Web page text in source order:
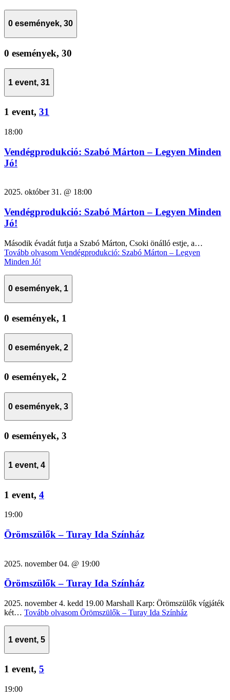
0 események, 30
0 események, 30
1 event, 31
1 event, 31
18:00
Vendégprodukció: Szabó Márton – Legyen Minden
Jó!
2025. október 31. @ 18:00
Vendégprodukció: Szabó Márton – Legyen Minden
Jó!
Második évadát futja a Szabó Márton, Csoki önálló estje, a…
Tovább olvasom Vendégprodukció: Szabó Márton – Legyen
Minden Jó!
0 események, 1
0 események, 1
0 események, 2
0 események, 2
0 események, 3
0 események, 3
1 event, 4
1 event, 4
19:00
Örömszülők – Turay Ida Színház
2025. november 04. @ 19:00
Örömszülők – Turay Ida Színház
2025. november 4. kedd 19.00 Marshall Karp: Örömszülők vígjáték
két… Tovább olvasom Örömszülők – Turay Ida Színház
1 event, 5
1 event, 5
19:00